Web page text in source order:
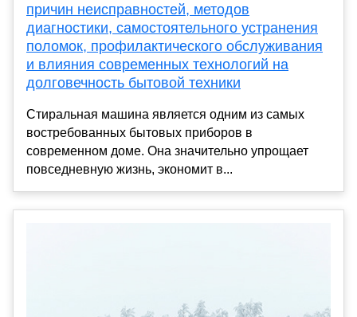
причин неисправностей, методов
диагностики, самостоятельного устранения
поломок, профилактического обслуживания
и влияния современных технологий на
долговечность бытовой техники
Стиральная машина является одним из самых
востребованных бытовых приборов в
современном доме. Она значительно упрощает
повседневную жизнь, экономит в...